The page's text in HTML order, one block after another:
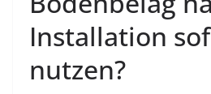
Installation
nutzen?